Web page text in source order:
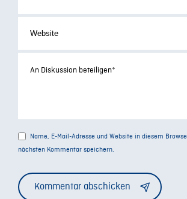
Name, E-Mail-Adresse und Website in diesem
nächsten Kommentar speichern.